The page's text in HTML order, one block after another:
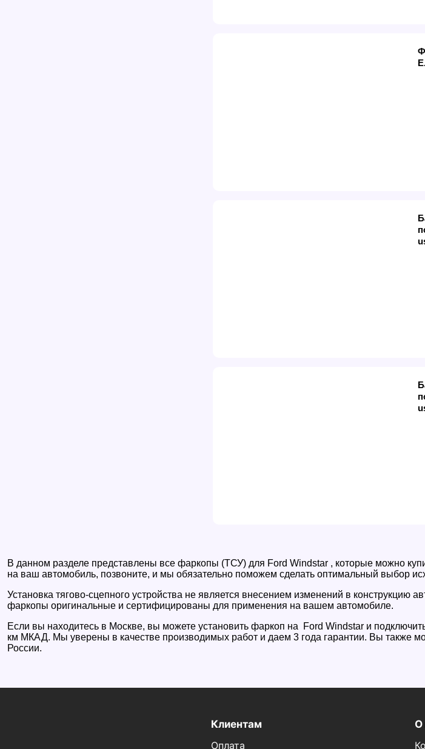
В данном разделе представлены все фаркопы (ТСУ) для Ford Windstar , которые можно
на ваш автомобиль, позвоните, и мы обязательно поможем сделать оптимальный выбор
Установка тягово-сцепного устройства не является внесением изменений в
фаркопы оригинальные и сертифицированы для применения на вашем автомобиле.
Если вы находитесь в Москве, вы можете установить фаркоп на Ford Windstar и
км МКАД. Мы уверены в качестве производимых работ и даем 3 года гарантии. Вы также
России.
Клиентам
Оплата
О